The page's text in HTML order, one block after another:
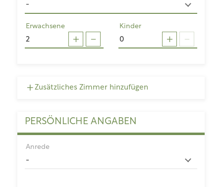
Erwachsene Kinder
Zusätzliches Zimmer hinzufügen
PERSÖNLICHE ANGABEN
Anrede